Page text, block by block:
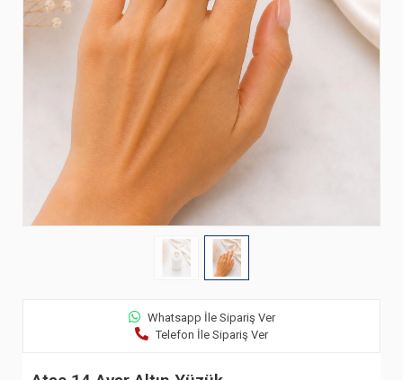
Whatsapp İle Sipariş Ver
Telefon İle Sipariş Ver